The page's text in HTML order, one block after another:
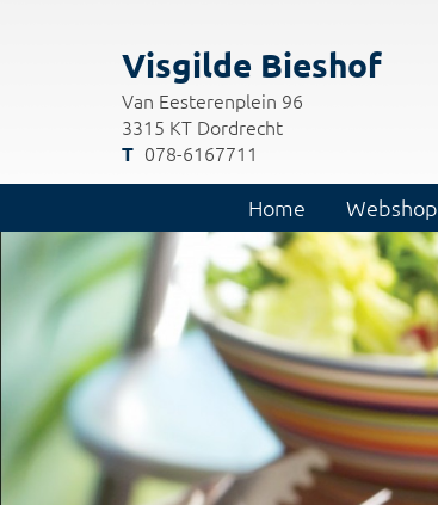
Visgilde Bieshof
Van Eesterenplein 96
3315 KT Dordrecht
078-6167711
Home Webshop